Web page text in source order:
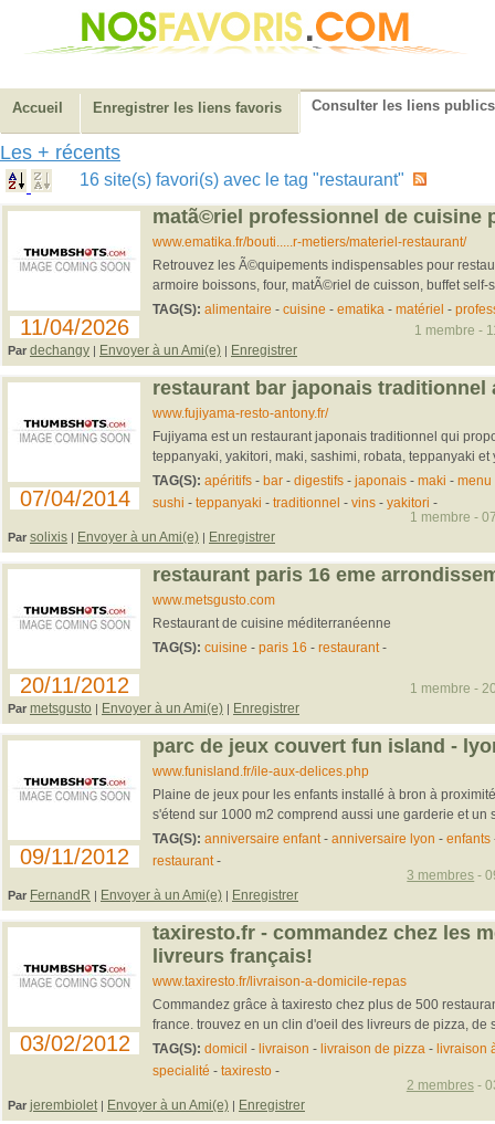
Accueil Enregistrer les liens favoris Consulter les liens publics
Les + récents
16 site(s) favori(s) avec le tag "restaurant"
11/04/2026
matã©riel professionnel de cuisine
www.ematika.fr/bouti.....r-metiers/materiel-restaurant/
Retrouvez les Ã©quipements indispensables pour
armoire boissons, four, matÃ©riel de cuisson, buffet self-
TAG(S): alimentaire - cuisine - ematika - matériel -
Par dechangy | Envoyer à un Ami(e) | Enregistrer
1 membre -
07/04/2014
restaurant bar japonais traditionnel
www.fujiyama-resto-antony.fr/
Fujiyama est un restaurant japonais traditionnel qui
teppanyaki, yakitori, maki, sashimi, robata, teppanyaki et
TAG(S): apéritifs- bar - digestifs- japonais- maki - menu
sushi - teppanyaki - traditionnel - vins- yakitori -
Par solixis | Envoyer à un Ami(e) | Enregistrer
1 membre -
20/11/2012
restaurant paris 16 eme
www.metsgusto.com
Restaurant de cuisine méditerranéenne
TAG(S): cuisine - paris 16 - restaurant-
Par metsgusto | Envoyer à un Ami(e) | Enregistrer
1 membre -
09/11/2012
parc de jeux couvert fun island -
www.funisland.fr/ile-aux-delices.php
Plaine de jeux pour les enfants installé à bron à
s'étend sur 1000 m2 comprend aussi une garderie et un
TAG(S): anniversaire enfant- anniversaire lyon - enfants
restaurant-
Par FernandR | Envoyer à un Ami(e) | Enregistrer
3 membres -
03/02/2012
taxiresto.fr - commandez chez les
livreurs français!
www.taxiresto.fr/livraison-a-domicile-repas
Commandez grâce à taxiresto chez plus de 500
france. trouvez en un clin d'oeil des livreurs de pizza, de
TAG(S): domicil - livraison - livraison de pizza - livraison
specialité - taxiresto-
Par jerembiolet | Envoyer à un Ami(e) | Enregistrer
2 membres-